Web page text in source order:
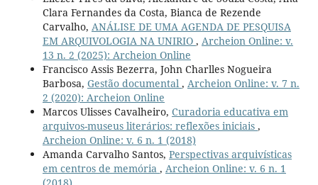
Clara Fernandes da Costa, Bianca de Rezende
Carvalho, ANÁLISE DE UMA AGENDA DE PESQUISA
EM ARQUIVOLOGIA NA UNIRIO , Archeion Online: v.
13 n. 2 (2025): Archeion Online
Francisco Assis Bezerra, John Charlles Nogueira
Barbosa, Gestão documental , Archeion Online: v. 7 n.
2 (2020): Archeion Online
Marcos Ulisses Cavalheiro, Curadoria educativa em
arquivos-museus literários: reflexões iniciais ,
Archeion Online: v. 6 n. 1 (2018)
Amanda Carvalho Santos, Perspectivas arquivísticas
em centros de memória , Archeion Online: v. 6 n. 1